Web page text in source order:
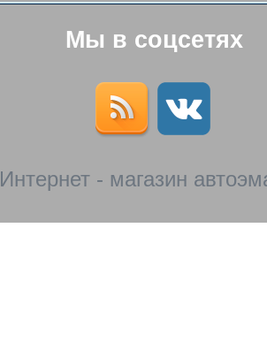
Мы в соцсетях
Интернет - магазин